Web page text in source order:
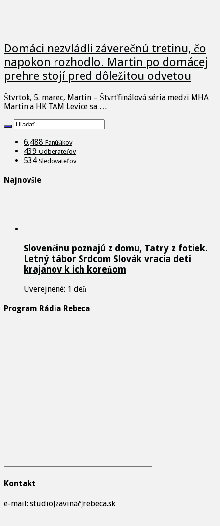
Domáci nezvládli záverečnú tretinu, čo
napokon rozhodlo. Martin po domácej
prehre stojí pred dôležitou odvetou
Štvrtok, 5. marec, Martin – Štvrťfinálová séria medzi MHA
Martin a HK TAM Levice sa …
6,488 Fanúšikov
439 Odberateľov
534 Sledovateľov
Najnovšie
Slovenčinu poznajú z domu, Tatry z fotiek.
Letný tábor Srdcom Slovák vracia deti
krajanov k ich koreňom
Uverejnené: 1 deň
Program Rádia Rebeca
Kontakt
e-mail: studio[zavináč]rebeca.sk